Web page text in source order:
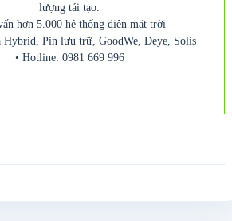
lượng tái tạo.
hơn 5.000 hệ thống điện mặt trời
Hybrid, Pin lưu trữ, GoodWe, Deye, Solis
• Hotline: 0981 669 996